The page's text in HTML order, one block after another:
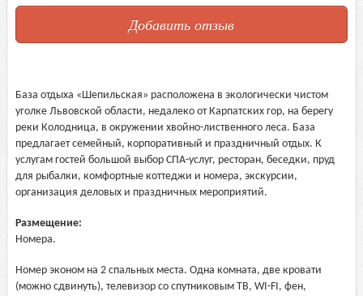
Добавить отзыв
База отдыха «Шепильская» расположена в экологически чистом
уголке Львовской области, недалеко от Карпатских гор, на берегу
реки Колодница, в окружении хвойно-лиственного леса. База
предлагает семейный, корпоративный и праздничный отдых. К
услугам гостей большой выбор СПА-услуг, ресторан, беседки, пруд
для рыбалки, комфортные коттеджи и номера, экскурсии,
организация деловых и праздничных мероприятий.
Размещение:
Номера.
Номер эконом на 2 спальных места. Одна комната, две кровати
(можно сдвинуть), телевизор со спутниковым ТВ, WI-FI, фен,